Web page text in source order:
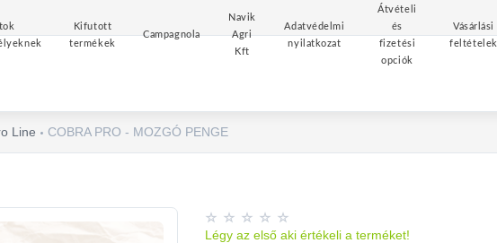
Kifutott
termékek
Campagnola
Navik
Agri
Kft
Adatvédelmi
nyilatkozat
Átvételi
és
fizetési
opciók
Vásárlási
feltételek
Line COBRA PRO - MOZGÓ PENGE
Légy az első aki értékeli a terméket!